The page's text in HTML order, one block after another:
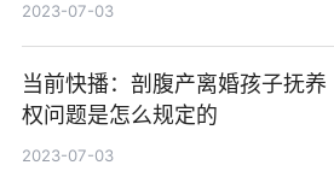
2023-07-03
当前快播：剖腹产离婚孩子抚养
权问题是怎么规定的
2023-07-03